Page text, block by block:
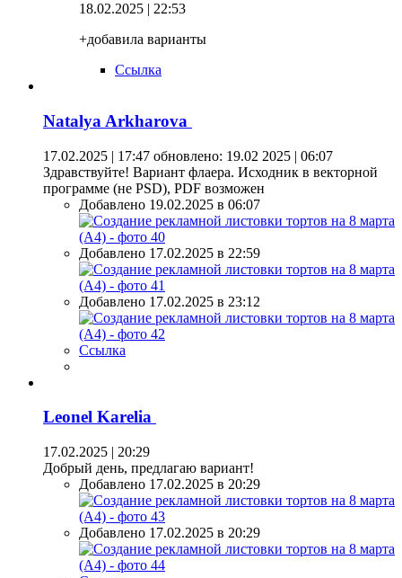
18.02.2025 | 22:53
+добавила варианты
Ссылка
Natalya Arkharova
17.02.2025 | 17:47 обновлено: 19.02 2025 | 06:07
Здравствуйте! Вариант флаера. Исходник в векторной
программе (не PSD), PDF возможен
Добавлено 19.02.2025 в 06:07
Добавлено 17.02.2025 в 22:59
Добавлено 17.02.2025 в 23:12
Ссылка
Leonel Karelia
17.02.2025 | 20:29
Добрый день, предлагаю вариант!
Добавлено 17.02.2025 в 20:29
Добавлено 17.02.2025 в 20:29